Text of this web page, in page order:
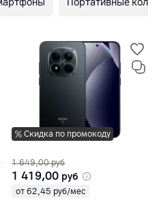
Портативные
Скидка по промокоду
1 649,00 руб
1 419,00 руб
от 62,45 руб/мес